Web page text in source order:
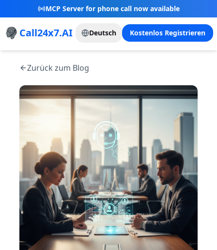
New Referral Program - Join now and grow with
us!
Call24x7.AI Deutsch Kostenlos Registrieren
Zurück zum Blog